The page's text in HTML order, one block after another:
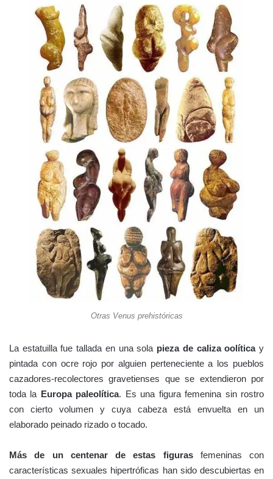
Otras Venus prehistóricas
La estatuilla fue tallada en una sola pieza de caliza oolíticay
pintada con ocre rojo por alguien perteneciente a los pueblos
cazadores-recolectores gravetienses que se extendieron por
toda la Europa paleolítica. Es una figura femenina sin rostro
con cierto volumen y cuya cabeza está envuelta en un
elaborado peinado rizado o tocado.
Más de un centenar de estas figurasfemeninas con
características sexuales hipertróficas han sido descubiertas en